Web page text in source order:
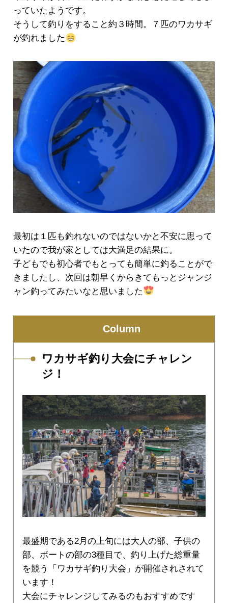
っていたようです。
そうして釣りをすること約３時間。７匹のワカサギ
が釣れました
最初は１匹も釣れないのではないかと不安に思って
いたので我が家としては大満足の結果に。
子どもでも初心者でもとっても簡単に釣ることがで
きましたし、次回は朝早くからきてもっとジャンジ
ャン釣ってみたいなと思いました
Column
ワカサギ釣り大会にチャレン
ジ！
最盛期である2月の上旬には大人の部、子供の
部、ボートの部の3種目で、釣り上げた総重量
を競う「ワカサギ釣り大会」が開催されされて
います！
大会にチャレンジしてみるのもおすすめです